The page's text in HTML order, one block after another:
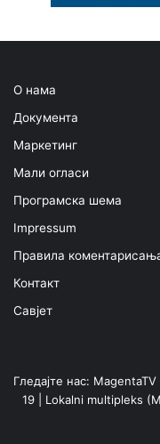
О нама
Документа
Маркетинг
Мали огласи
Програмска шема
Impressum
Правила
Контакт
Савјет
Гледајте нас:
19 | Lokalni multipleks